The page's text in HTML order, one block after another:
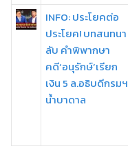
INFO: ประโยคต่อ
ประโยค! บทสนทนา
ลับ คำพิพากษา
คดี‘อนุรักษ์’เรียก
เงิน 5 ล.อธิบดีกรมฯ
น้ำบาดาล